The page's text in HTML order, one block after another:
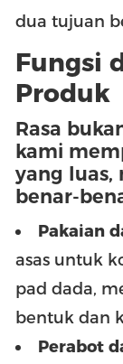
dua tujuan
Fungsi
Produk
Rasa
kami
yang luas,
benar-
Pakaian
asas untuk
pad dada,
bentuk dan
Perabot